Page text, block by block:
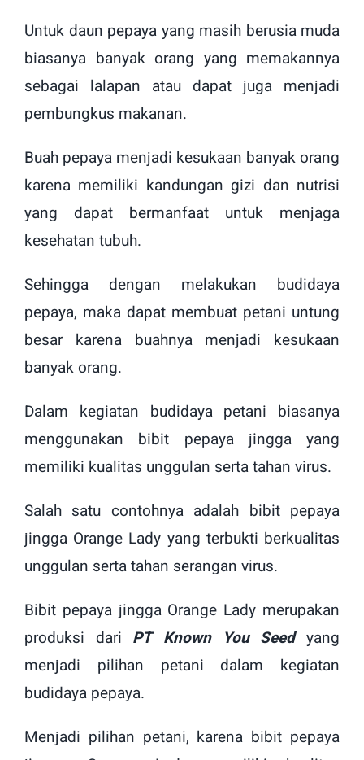
Untuk daun pepaya yang masih berusia muda
biasanya banyak orang yang memakannya
sebagai lalapan atau dapat juga menjadi
pembungkus makanan.
Buah pepaya menjadi kesukaan banyak orang
karena memiliki kandungan gizi dan nutrisi
yang dapat bermanfaat untuk menjaga
kesehatan tubuh.
Sehingga dengan melakukan budidaya
pepaya, maka dapat membuat petani untung
besar karena buahnya menjadi kesukaan
banyak orang.
Dalam kegiatan budidaya petani biasanya
menggunakan bibit pepaya jingga yang
memiliki kualitas unggulan serta tahan virus.
Salah satu contohnya adalah bibit pepaya
jingga Orange Lady yang terbukti berkualitas
unggulan serta tahan serangan virus.
Bibit pepaya jingga Orange Lady merupakan
produksi dari PT Known You Seedyang
menjadi pilihan petani dalam kegiatan
budidaya pepaya.
Menjadi pilihan petani, karena bibit pepaya